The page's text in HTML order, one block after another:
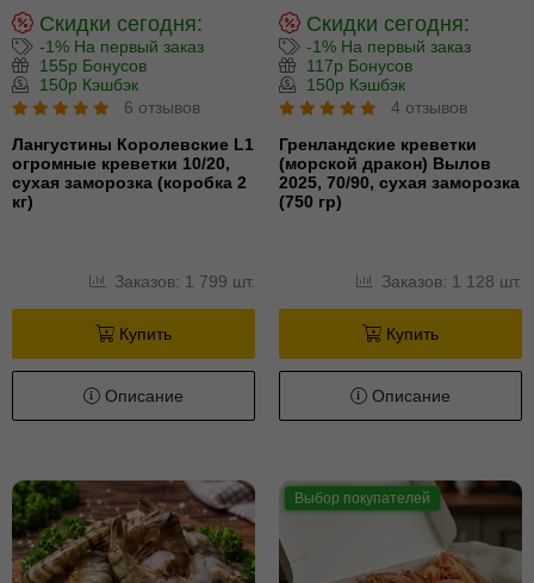
Скидки сегодня:
-1% На первый заказ
155р Бонусов
150р Кэшбэк
6 отзывов
Лангустины Королевские L1
огромные креветки 10/20,
сухая заморозка (коробка 2
кг)
Заказов: 1 799 шт.
Купить
Описание
Скидки сегодня:
-1% На первый заказ
117р Бонусов
150р Кэшбэк
4 отзывов
Гренландские креветки
(морской дракон) Вылов
2025, 70/90, сухая заморозка
(750 гр)
Заказов: 1 128 шт.
Купить
Описание
Выбор покупателей